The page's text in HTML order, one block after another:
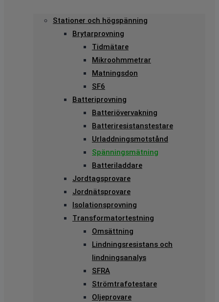
Stationer och högspänning
Brytarprovning
Tidmätare
Mikroohmmetrar
Matningsdon
SF6
Batteriprovning
Batteriövervakning
Batteriresistanstestare
Urladdningsmotstånd
Spänningsmätning
Batteriladdare
Jordtagsprovare
Jordnätsprovare
Isolationsprovning
Transformatortestning
Omsättning
Lindningsresistans och
lindningsanalys
SFRA
Strömtrafotestare
Oljeprovare